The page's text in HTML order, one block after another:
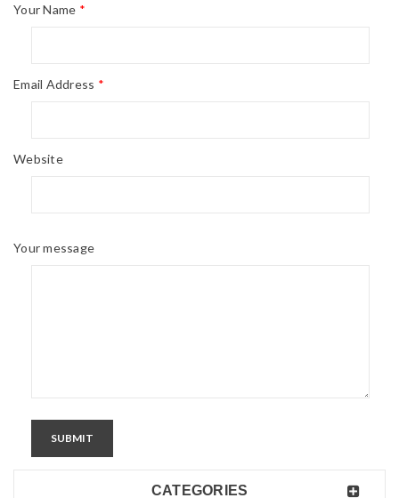
Your Name *
Email Address *
Website
Your message
SUBMIT
CATEGORIES